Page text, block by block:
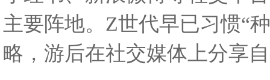
主要阵地。Z世代早已习惯“
略，游后在社交媒体上分享